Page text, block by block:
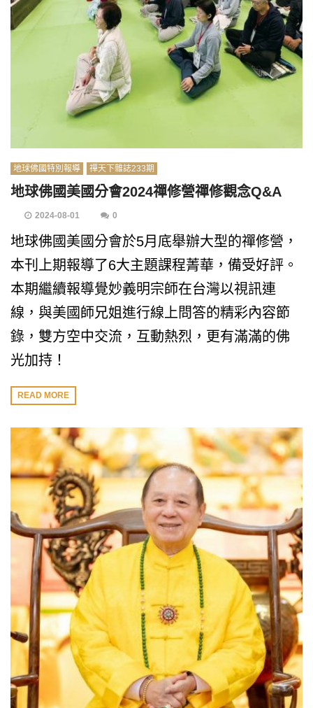
地球佛國特別報導 禪天下雜誌233期
地球佛國美國分會2024禪修營禪修觀念Q&A
2024-08-01 0
地球佛國美國分會於5月底舉辦大型的禪修營，
本刊上期報導了6大主題課程菁華，備受好評。
本期繼續報導覺妙義明宗師在台灣以視訊連
線，與美國師兄姐進行線上問答的精彩內容節
錄，雙方空中交流，互動熱烈，更有滿滿的佛
光加持！
READ MORE